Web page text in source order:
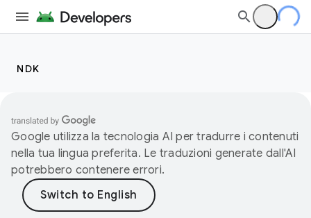
NDK
Google utilizza la tecnologia AI per tradurre i contenuti
nella tua lingua preferita. Le traduzioni generate dall'AI
potrebbero contenere errori.